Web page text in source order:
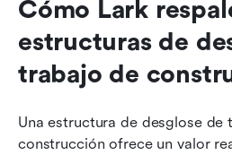
Cómo Lark
estructuras de
trabajo de
Una estructura de desglose de
construcción ofrece un valor